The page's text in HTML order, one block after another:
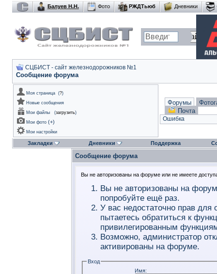
Балуев Н.Н. Фото РЖДТьюб Дневники
СЦБИСТ - сайт железнодорожников №1
Сообщение форума
Моя страница (?)
Новые сообщения
Мои файлы
(загрузить)
Мои фото (+)
Мои настройки
Форумы
Почта
Ошибка
Закладки Дневники Поддержка
Сообщение форума
Вы не авторизованы на форуме или не имеете
Вы не авторизованы на
попробуйте ещё раз.
У вас недостаточно прав
пытаетесь обратиться к
привилегированным
Возможно, администратор
активированы на форуме.
Вход
Имя: